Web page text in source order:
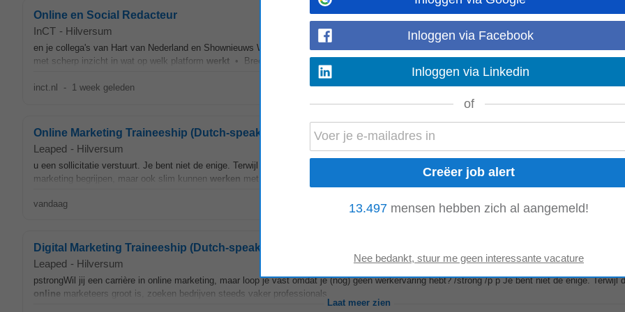
Online en Social Redacteur
InCT - Hilversum
en je collega's van Hart van Nederland en Shownieuws Wat neem je mee? • Minimaal één jaar ervaring met het beheren vanonline- en
met scherp inzicht in wat op welk platform werkt • Breed geïnteresseerd in nieuws...
Laat meer zien
inct.nl - 1 week geleden
Online Marketing Traineeship (Dutch-speaking only)
Leaped - Hilversum
u een sollicitatie verstuurt. Je bent niet de enige. Terwijl de vraag naar
marketeers groot is, zoeken bedrijven steeds vaker professionals
marketing begrijpen, maar ook slim kunnen werken met AI. Toch vallen starters vaak buiten de boot...
Laat meer zien
vandaag
Digital Marketing Traineeship (Dutch-speaking only)
Leaped - Hilversum
pstrongWil jij een carrière in online marketing, maar loop je vast omdat je (nog) geen werkervaring hebt? /strong /p p Je bent niet de enige. Terwijl
online marketeers groot is, zoeken bedrijven steeds vaker professionals...
Laat meer zien
Inloggen via Facebook
Inloggen via Linkedin
of
13.497 mensen hebben zich al aangemeld!